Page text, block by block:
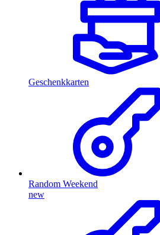
Geschenkkarten
Random Weekend
new